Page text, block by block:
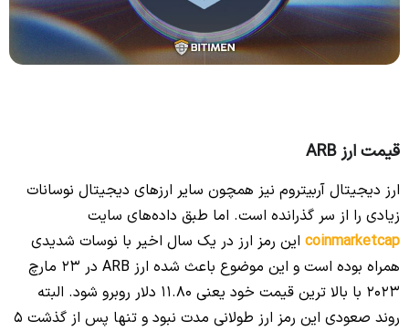
قیمت ارز ARB
ارز دیجیتال آربیتروم نیز همچون سایر ارزهای دیجیتال نوسانات
زیادی را از سر گذرانده است. اما طبق داده‌های سایت
coinmarketcap این رمز ارز در یک سال اخیر با نوسات شدیدی
همراه بوده است و این موضوع باعث شده ارز ARB در 23 مارچ
2023 با بالا ترین قیمت خود یعنی 11.80 دلار روبرو شود. البته
روند صعودی این رمز ارز طولانی مدت نبود و تنها پس از گذشت 5